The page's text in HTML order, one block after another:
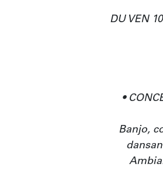
DU VEN
•
Banjo,